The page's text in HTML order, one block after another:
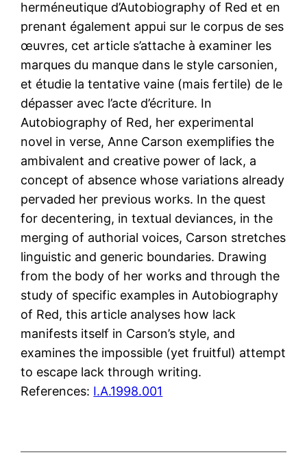
herméneutique d’Autobiography of Red et en
prenant également appui sur le corpus de ses
œuvres, cet article s’attache à examiner les
marques du manque dans le style carsonien,
et étudie la tentative vaine (mais fertile) de le
dépasser avec l’acte d’écriture. In
Autobiography of Red, her experimental
novel in verse, Anne Carson exemplifies the
ambivalent and creative power of lack, a
concept of absence whose variations already
pervaded her previous works. In the quest
for decentering, in textual deviances, in the
merging of authorial voices, Carson stretches
linguistic and generic boundaries. Drawing
from the body of her works and through the
study of specific examples in Autobiography
of Red, this article analyses how lack
manifests itself in Carson’s style, and
examines the impossible (yet fruitful) attempt
to escape lack through writing.
References: I.A.1998.001